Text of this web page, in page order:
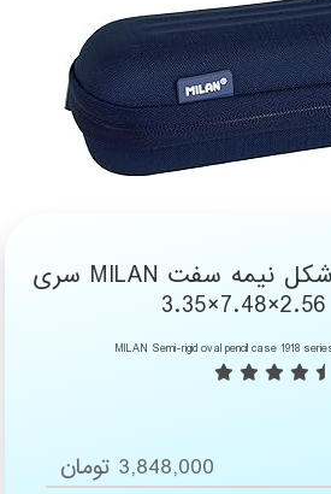
مداد قلمی بیضی شکل نیمه سفت MILAN سری
MILAN Semi-rigid oval pencil case 1918
3,848,000 تومان